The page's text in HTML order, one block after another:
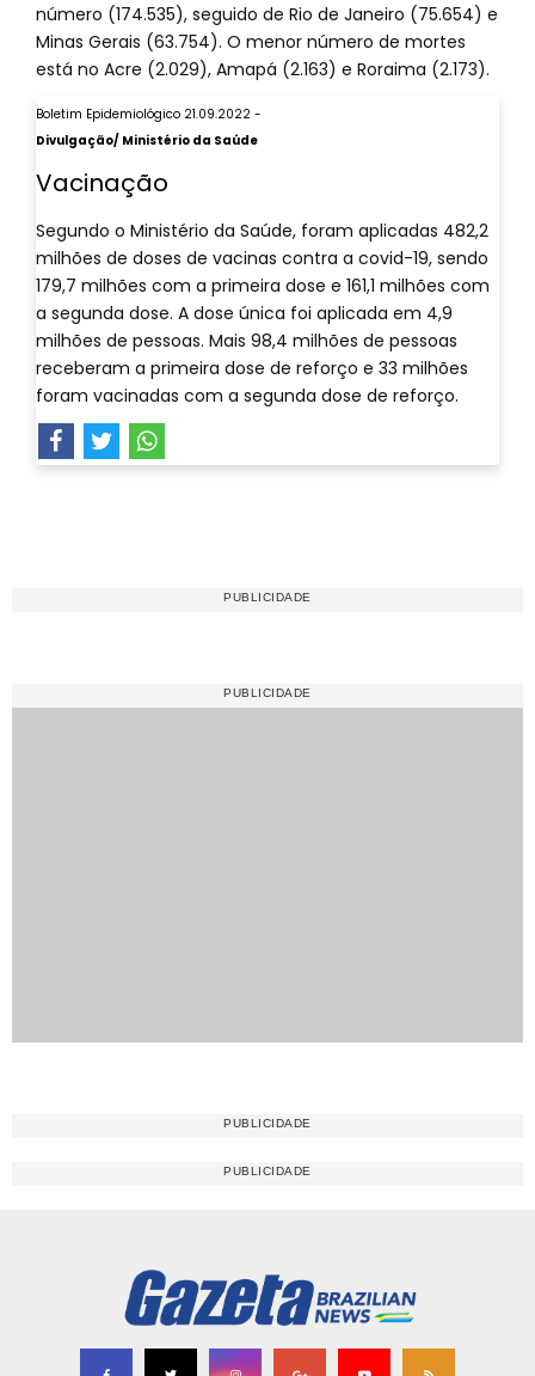
número (174.535), seguido de Rio de Janeiro (75.654) e
Minas Gerais (63.754). O menor número de mortes
está no Acre (2.029), Amapá (2.163) e Roraima (2.173).
Boletim Epidemiológico 21.09.2022 -
Divulgação/ Ministério da Saúde
Vacinação
Segundo o Ministério da Saúde, foram aplicadas 482,2
milhões de doses de vacinas contra a covid-19, sendo
179,7 milhões com a primeira dose e 161,1 milhões com
a segunda dose. A dose única foi aplicada em 4,9
milhões de pessoas. Mais 98,4 milhões de pessoas
receberam a primeira dose de reforço e 33 milhões
foram vacinadas com a segunda dose de reforço.